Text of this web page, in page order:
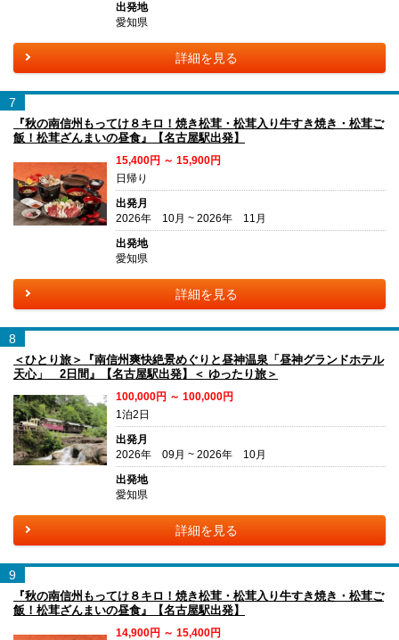
出発地
愛知県
詳細を見る
7
『秋の南信州もってけ８キロ！焼き松茸・松茸入り牛すき焼き・松茸ご
飯！松茸ざんまいの昼食』【名古屋駅出発】
15,400円 ～ 15,900円
日帰り
出発月
2026年 10月 ~ 2026年 11月
出発地
愛知県
詳細を見る
8
＜ひとり旅＞『南信州爽快絶景めぐりと昼神温泉「昼神グランドホテル
天心」 2日間』【名古屋駅出発】＜ ゆったり旅＞
100,000円 ～ 100,000円
1泊2日
出発月
2026年 09月 ~ 2026年 10月
出発地
愛知県
詳細を見る
9
『秋の南信州もってけ８キロ！焼き松茸・松茸入り牛すき焼き・松茸ご
飯！松茸ざんまいの昼食』【名古屋駅出発】
14,900円 ～ 15,400円